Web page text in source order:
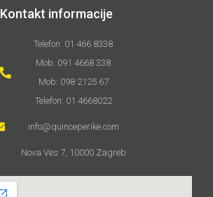
Kontakt informacije
Telefon: 01 466 8338
Mob: 091 4668 338
Mob: 098 2125 67
Telefon: 01 4668022
info@quinceperike.com
Nova Ves 7, 10000 Zagreb